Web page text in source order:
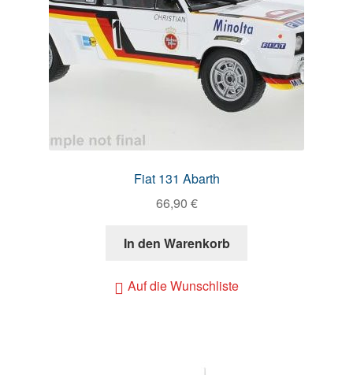
Fiat 131 Abarth
66,90 €
In den Warenkorb
Auf die Wunschliste